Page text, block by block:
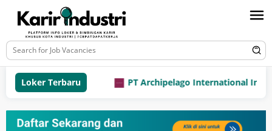
Loker Terbaru PT Archipelago International